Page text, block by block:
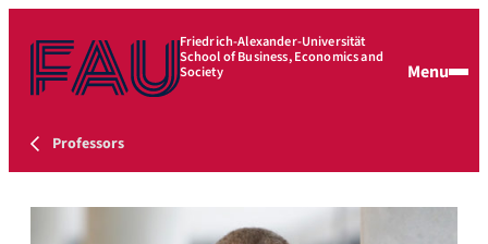
Friedrich-Alexander-Universität
School of Business, Economics and
Society Menu
Professors